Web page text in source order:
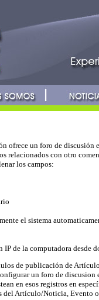
ofrece un foro de discusión
relacionados con otro
los campos:
el sistema
IP de la computadora desde
de publicación de
un foro de discusion
en esos registros en
del Artículo/Noticia, Evento